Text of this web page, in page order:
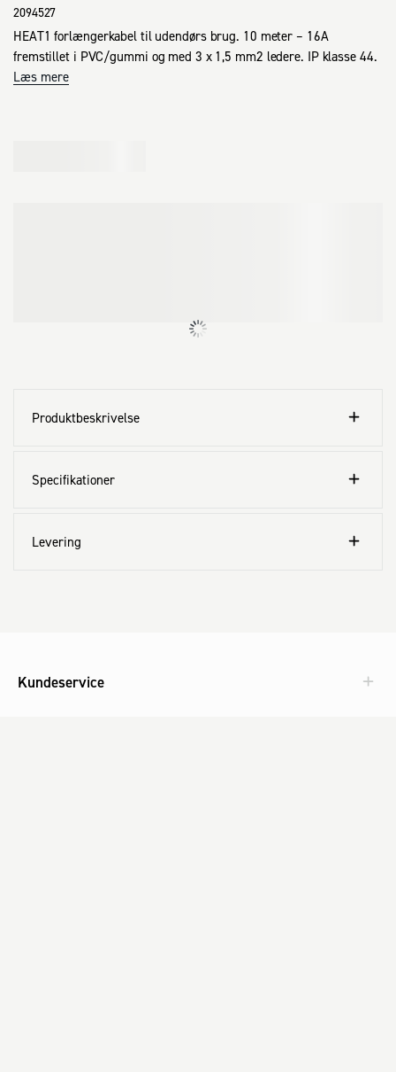
2094527
HEAT1 forlængerkabel til udendørs brug. 10 meter – 16A
fremstillet i PVC/gummi og med 3 x 1,5 mm2 ledere. IP klasse 44.
Læs mere
Produktbeskrivelse
Specifikationer
Levering
Kundeservice